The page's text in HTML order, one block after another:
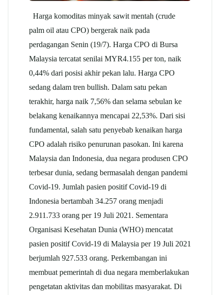
Harga komoditas minyak sawit mentah (crude
palm oil atau CPO) bergerak naik pada
perdagangan Senin (19/7). Harga CPO di Bursa
Malaysia tercatat senilai MYR4.155 per ton, naik
0,44% dari posisi akhir pekan lalu. Harga CPO
sedang dalam tren bullish. Dalam satu pekan
terakhir, harga naik 7,56% dan selama sebulan ke
belakang kenaikannya mencapai 22,53%. Dari sisi
fundamental, salah satu penyebab kenaikan harga
CPO adalah risiko penurunan pasokan. Ini karena
Malaysia dan Indonesia, dua negara produsen CPO
terbesar dunia, sedang bermasalah dengan pandemi
Covid-19. Jumlah pasien positif Covid-19 di
Indonesia bertambah 34.257 orang menjadi
2.911.733 orang per 19 Juli 2021. Sementara
Organisasi Kesehatan Dunia (WHO) mencatat
pasien positif Covid-19 di Malaysia per 19 Juli 2021
berjumlah 927.533 orang. Perkembangan ini
membuat pemerintah di dua negara memberlakukan
pengetatan aktivitas dan mobilitas masyarakat. Di